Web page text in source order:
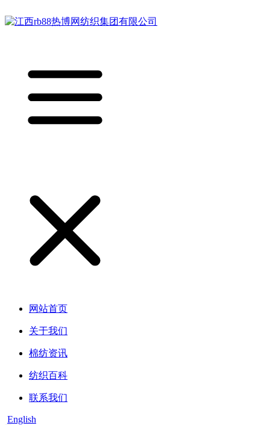
网站首页
关于我们
棉纺资讯
纺织百科
联系我们
English